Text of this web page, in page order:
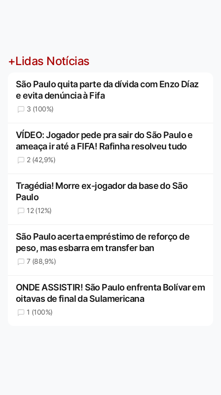
+Lidas Notícias
São Paulo quita parte da dívida com Enzo Díaz
e evita denúncia à Fifa
3 (100%)
VÍDEO: Jogador pede pra sair do São Paulo e
ameaça ir até a FIFA! Rafinha resolveu tudo
2 (42,9%)
Tragédia! Morre ex-jogador da base do São
Paulo
12 (12%)
São Paulo acerta empréstimo de reforço de
peso, mas esbarra em transfer ban
7 (88,9%)
ONDE ASSISTIR! São Paulo enfrenta Bolívar em
oitavas de final da Sulamericana
1 (100%)